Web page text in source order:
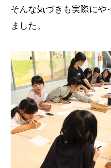
そんな気づきも実際にや
ました。